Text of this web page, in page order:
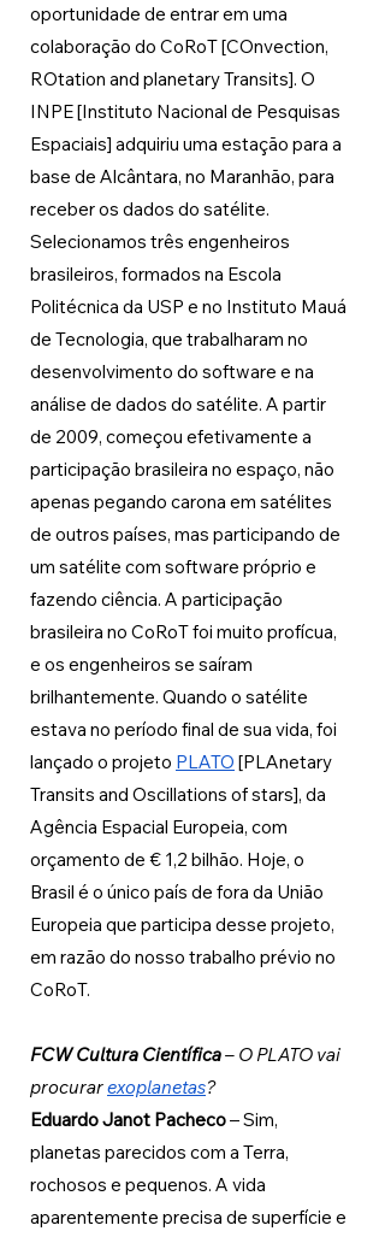
oportunidade de entrar em uma
colaboração do CoRoT [COnvection,
ROtation and planetary Transits]. O
INPE [Instituto Nacional de Pesquisas
Espaciais] adquiriu uma estação para a
base de Alcântara, no Maranhão, para
receber os dados do satélite.
Selecionamos três engenheiros
brasileiros, formados na Escola
Politécnica da USP e no Instituto Mauá
de Tecnologia, que trabalharam no
desenvolvimento do software e na
análise de dados do satélite. A partir
de 2009, começou efetivamente a
participação brasileira no espaço, não
apenas pegando carona em satélites
de outros países, mas participando de
um satélite com software próprio e
fazendo ciência. A participação
brasileira no CoRoT foi muito profícua,
e os engenheiros se saíram
brilhantemente. Quando o satélite
estava no período final de sua vida, foi
lançado o projeto PLATO [PLAnetary
Transits and Oscillations of stars], da
Agência Espacial Europeia, com
orçamento de € 1,2 bilhão. Hoje, o
Brasil é o único país de fora da União
Europeia que participa desse projeto,
em razão do nosso trabalho prévio no
CoRoT.
FCW Cultura Científica – O PLATO vai
procurar exoplanetas?
Eduardo Janot Pacheco – Sim,
planetas parecidos com a Terra,
rochosos e pequenos. A vida
aparentemente precisa de superfície e